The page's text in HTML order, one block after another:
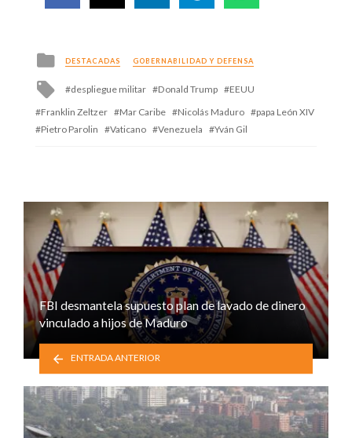
Posted
in
DESTACADAS GOBERNABILIDAD Y DEFENSA
Tagged
despliegue militar Donald Trump
EEUU
Franklin Zeltzer
Mar Caribe Nicolás Maduro
papa León XIV
Pietro Parolin
Vaticano Venezuela Yván Gil
FBI desmantela supuesto plan de lavado de dinero
vinculado a hijos de Maduro
ENTRADA ANTERIOR